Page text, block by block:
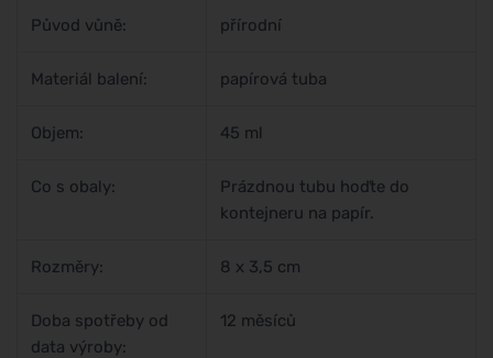
Původ vůně: přírodní
Materiál balení: papírová tuba
Objem: 45 ml
Co s obaly:
Prázdnou tubu hoďte do
kontejneru na papír.
Rozměry: 8 x 3,5 cm
Doba spotřeby od
data výroby:
12 měsíců